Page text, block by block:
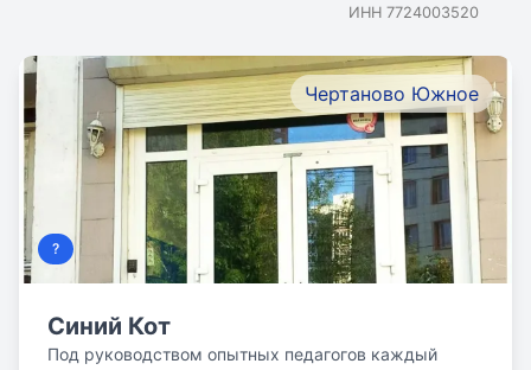
ИНН 7724003520
Чертаново Южное
?
Синий Кот
Под руководством опытных педагогов каждый